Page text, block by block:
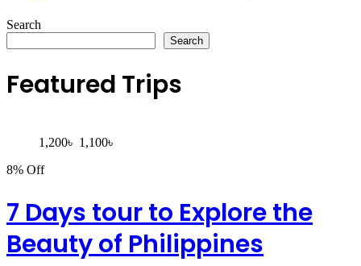
Search
Search
Featured Trips
1,200৳ 1,100৳
8% Off
7 Days tour to Explore the
Beauty of Philippines